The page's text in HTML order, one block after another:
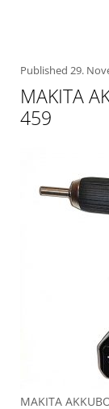
Published 29.
MAKITA
459
MAKITA